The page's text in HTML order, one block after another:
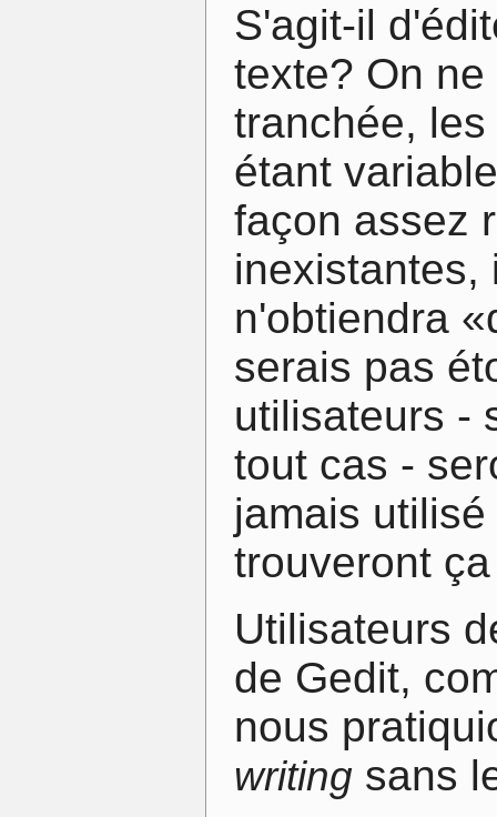
S'agit-il
texte? On
tranchée,
étant
façon assez
inexistantes,
n'obtiendra
serais pas
utilisateurs -
tout cas -
jamais
trouveront
Utilisateurs
de Gedit,
nous
writing sans